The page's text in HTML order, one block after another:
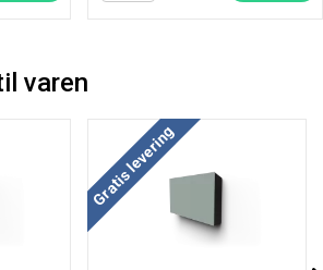
varen
Køb mere og spar
Gratis levering